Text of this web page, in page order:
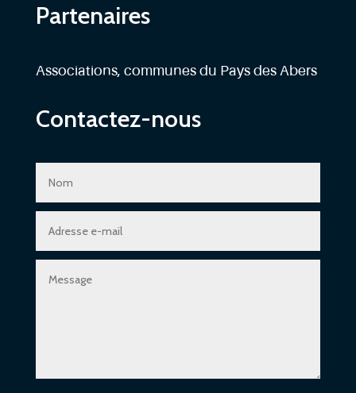
Partenaires
Associations, communes du Pays des Abers
Contactez-nous